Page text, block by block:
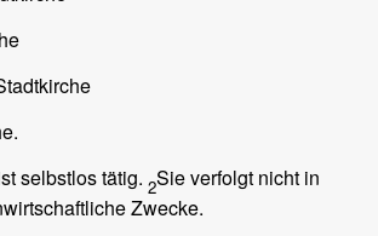
selbstlos tätig. 2Sie verfolgt nicht in
Zwecke.